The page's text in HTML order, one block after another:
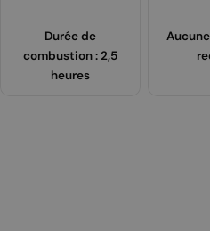
Durée de
combustion : 2,5
heures